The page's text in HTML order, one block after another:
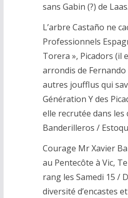
sans Gabin (?) de Laas.
L’arbre Castaño ne
Professionnels
Torera », Picadors (il
arrondis de
autres joufflus qui
Génération Y des
elle recrutée dans les
Banderilleros /
Courage Mr Xavier
au Pentecôte à Vic,
rang les Samedi 15 /
diversité d’encastes